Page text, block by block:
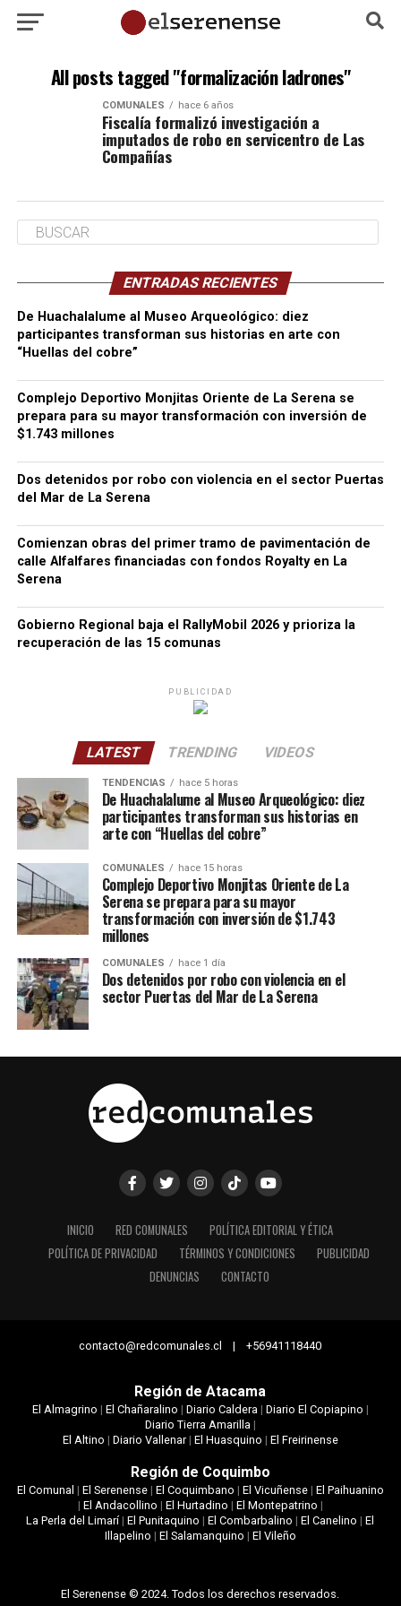
All posts tagged "formalización ladrones"
COMUNALES hace 6 años
Fiscalía formalizó investigación a
imputados de robo en servicentro de Las
Compañías
ENTRADAS RECIENTES
De Huachalalume al Museo Arqueológico: diez
participantes transforman sus historias en arte con
“Huellas del cobre”
Complejo Deportivo Monjitas Oriente de La Serena se
prepara para su mayor transformación con inversión de
$1.743 millones
Dos detenidos por robo con violencia en el sector Puertas
del Mar de La Serena
Comienzan obras del primer tramo de pavimentación de
calle Alfalfares financiadas con fondos Royalty en La
Serena
Gobierno Regional baja el RallyMobil 2026 y prioriza la
recuperación de las 15 comunas
PUBLICIDAD
LATEST TRENDING VIDEOS
TENDENCIAS hace 5 horas
De Huachalalume al Museo Arqueológico: diez
participantes transforman sus historias en
arte con “Huellas del cobre”
COMUNALES hace 15 horas
Complejo Deportivo Monjitas Oriente de La
Serena se prepara para su mayor
transformación con inversión de $1.743
millones
COMUNALES hace 1 día
Dos detenidos por robo con violencia en el
sector Puertas del Mar de La Serena
INICIO RED COMUNALES
POLÍTICA EDITORIAL Y ÉTICA
POLÍTICA DE PRIVACIDAD
TÉRMINOS Y CONDICIONES
PUBLICIDAD
DENUNCIAS
CONTACTO
contacto@redcomunales.cl | +56941118440
Región de Atacama
El Almagrino | El Chañaralino | Diario Caldera| Diario El Copiapino |
Diario Tierra Amarilla|
El Altino | Diario Vallenar| El Huasquino | El Freirinense
Región de Coquimbo
El Comunal | El Serenense| El Coquimbano | El Vicuñense| El Paihuanino
| El Andacollino | El Hurtadino | El Montepatrino |
La Perla del Limarí|El Punitaquino |El Combarbalino |El Canelino |El
Illapelino | El Salamanquino | El Vileño
El Serenense © 2024. Todos los derechos reservados.